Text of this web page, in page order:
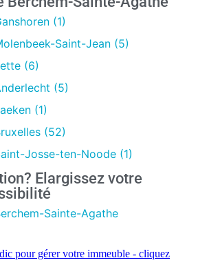
(1)
Saint-Jean (5)
(6)
(5)
(1)
(52)
Josse-ten-Noode (1)
Elargissez votre
Sainte-Agathe